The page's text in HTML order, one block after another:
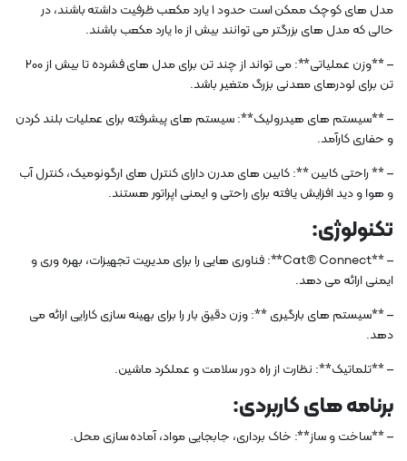
مدل های کوچک ممکن است حدود 1 یارد مکعب ظرفیت داشته باشند، در
حالی که مدل های بزرگتر می توانند بیش از 10 یارد مکعب باشند.
– **وزن عملیاتی**: می تواند از چند تن برای مدل های فشرده تا بیش از 200
تن برای لودرهای معدنی بزرگ متغیر باشد.
– **سیستم های هیدرولیک**: سیستم های پیشرفته برای عملیات بلند کردن
و حفاری کارآمد.
– ** راحتی کابین **: کابین های مدرن دارای کنترل های ارگونومیک، کنترل آب
و هوا و دید افزایش یافته برای راحتی و ایمنی اپراتور هستند.
تکنولوژی:
– **Cat® Connect**: فناوری هایی را برای مدیریت تجهیزات، بهره وری و
ایمنی ارائه می دهد.
– **سیستم های بارگیری **: وزن دقیق بار را برای بهینه سازی کارایی ارائه می
دهد.
– **تلماتیک**: نظارت از راه دور سلامت و عملکرد ماشین.
برنامه های کاربردی:
– **ساخت و ساز**: خاک برداری، جابجایی مواد، آماده سازی محل.